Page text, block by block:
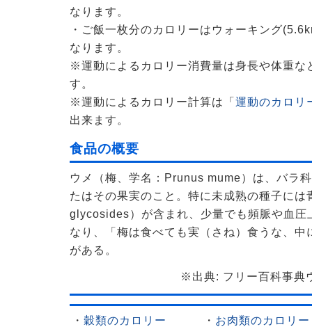
なります。
・ご飯一枚分のカロリーはウォーキング
なります。
※運動によるカロリー消費量は身長や体重な
す。
※運動によるカロリー計算は「運動のカロリ
出来ます。
食品の概要
ウメ（梅、学名：Prunus mume）は、バラ
たはその果実のこと。特に未成熟の種子に
glycosides）が含まれ、少量でも頻脈や血圧
なり、「梅は食べても実（さね）食うな、
がある。
※出典: フリー百科事典
・ 穀類のカロリー ・ お肉類のカロリー